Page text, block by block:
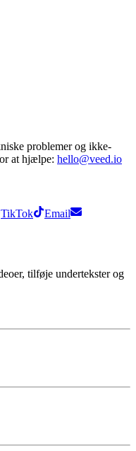
problemer og ikke-
at hjælpe: hello@veed.io
TikTok Email
tilføje undertekster og